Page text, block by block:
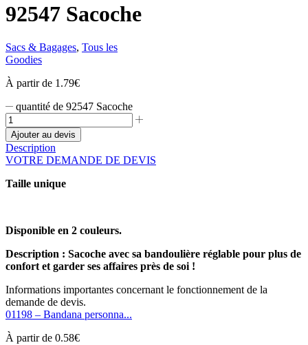
92547 Sacoche
Sacs & Bagages, Tous les
Goodies
À partir de 1.79€
quantité de 92547 Sacoche
Ajouter au devis
Description
VOTRE DEMANDE DE DEVIS
Taille unique
Disponible en 2 couleurs.
Description : Sacoche avec sa bandoulière réglable pour plus de
confort et garder ses affaires près de soi !
Informations importantes concernant le fonctionnement de la
demande de devis.
01198 – Bandana personna...
À partir de 0.58€